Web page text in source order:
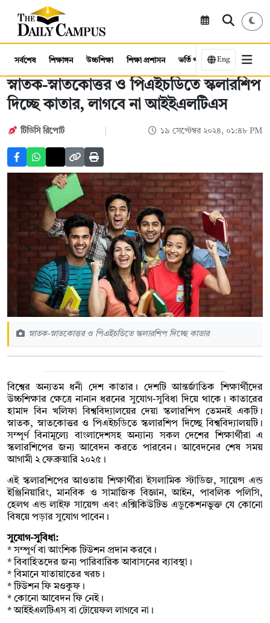
সর্বশেষ শিক্ষাঙ্গন উচ্চশিক্ষা শিক্ষা প্রশাসন ভর্তি পরীক্ষা কর্মসংস্থান
Eng
স্নাতক-স্নাতকোত্তর ও পিএইচডিতে স্কলারশিপ
দিচ্ছে কাতার, লাগবে না আইইএলটিএস
টিডিসি রিপোর্ট ১৯ সেপ্টেম্বর ২০২৪, ০১:৪৮ PM
স্নাতক-স্নাতকোত্তর ও পিএইচডিতে স্কলারশিপ দিচ্ছে কাতার
বিশ্বের অন্যতম ধনী দেশ কাতার। দেশটি আন্তর্জাতিক শিক্ষার্থীদের
উচ্চশিক্ষার ক্ষেত্রে নানান ধরনের সুযোগ-সুবিধা দিয়ে থাকে। কাতারের
হামাদ বিন খলিফা বিশ্ববিদ্যালয়ের দেয়া স্কলারশিপ তেমনই একটি।
স্নাতক, স্নাতকোত্তর ও পিএইচডিতে স্কলারশিপ দিচ্ছে বিশ্ববিদ্যালয়টি।
সম্পূর্ণ বিনামূল্যে বাংলাদেশসহ অন্যান্য সকল দেশের শিক্ষার্থীরা এ
স্কলারশিপের জন্য আবেদন করতে পারবেন। আবেদনের শেষ সময়
আগামী ২ ফেব্রুয়ারি ২০২৫।
এই স্কলারশিপের আওতায় শিক্ষার্থীরা ইসলামিক স্টাডিজ, সায়েন্স এন্ড
ইঞ্জিনিয়ারিং, মানবিক ও সামাজিক বিজ্ঞান, আইন, পাবলিক পলিসি,
হেলথ এন্ড লাইফ সায়েন্স এবং এক্সিকিউটিভ এডুকেশনভুক্ত যে কোনো
বিষয়ে পড়ার সুযোগ পাবেন।
সুযোগ-সুবিধা:
* সম্পূর্ণ বা আংশিক টিউশন প্রদান করবে।
* বিবাহিতদের জন্য পারিবারিক আবাসনের ব্যাবস্থা।
* বিমানে যাতায়াতের খরচ।
* টিউশন ফি মওকুফ।
* কোনো আবেদন ফি নেই।
* আইইএলটিএস বা টোয়েফল লাগবে না।